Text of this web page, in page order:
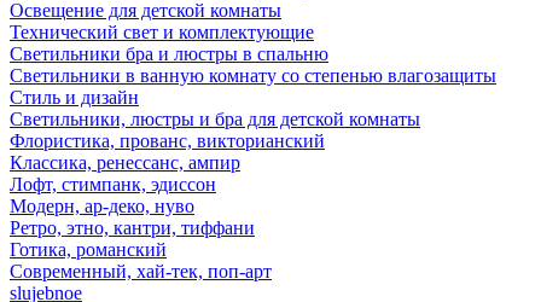
Освещение для детской комнаты
Технический свет и комплектующие
Светильники бра и люстры в спальню
Светильники в ванную комнату со степенью влагозащиты
Стиль и дизайн
Светильники, люстры и бра для детской комнаты
Флористика, прованс, викторианский
Классика, ренессанс, ампир
Лофт, стимпанк, эдиссон
Модерн, ар-деко, нуво
Ретро, этно, кантри, тиффани
Готика, романский
Современный, хай-тек, поп-арт
slujebnoe